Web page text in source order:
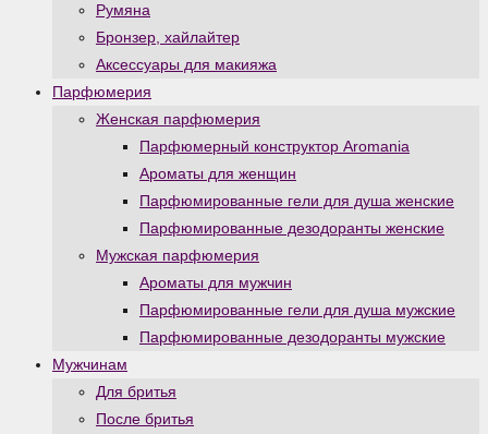
Румяна
Бронзер, хайлайтер
Аксессуары для макияжа
Парфюмерия
Женская парфюмерия
Парфюмерный конструктор Aromania
Ароматы для женщин
Парфюмированные гели для душа женские
Парфюмированные дезодоранты женские
Мужская парфюмерия
Ароматы для мужчин
Парфюмированные гели для душа мужские
Парфюмированные дезодоранты мужские
Мужчинам
Для бритья
После бритья